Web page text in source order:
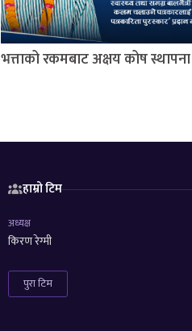
भत्ताको रकमबाट अक्षय कोष स्थापना
हाम्रो टिम
अध्यक्ष
किरण रेग्मी
पुरा टिम